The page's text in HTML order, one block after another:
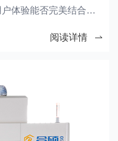
体验能否完美结合？
讨。
阅读详情